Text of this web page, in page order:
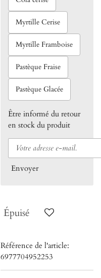
Myrtille Cerise
Myrtille Framboise
Pastèque Fraise
Pastèque Glacée
Être informé du retour
en stock du produit
Envoyer
Épuisé
Référence de l'article:
6977704952253